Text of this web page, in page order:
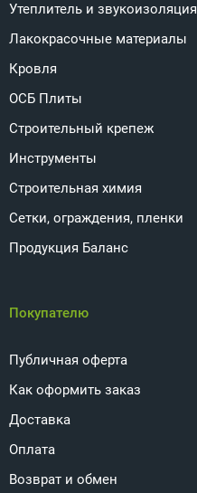
Утеплитель и звукоизоляция
Лакокрасочные материалы
Кровля
ОСБ Плиты
Строительный крепеж
Инструменты
Строительная химия
Сетки, ограждения, пленки
Продукция Баланс
Покупателю
Публичная оферта
Как оформить заказ
Доставка
Оплата
Возврат и обмен